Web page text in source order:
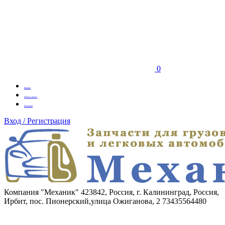
0
Бренды
Оплата заказа
Вакансии
Вход / Регистрация
Компания "Механик" 423842, Россия, г. Калининград, Россия,
Ирбит, пос. Пионерский,улица Ожиганова, 2 73435564480